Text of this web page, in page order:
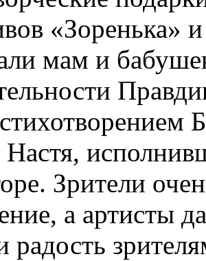
«Зоренька»
мам и
Настя,
Зрители
а артисты
радость